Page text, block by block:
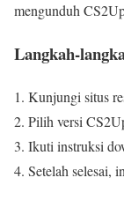
mengunduh
Langkah-
Kunjungi situs
Pilih versi
Ikuti instruksi
Setelah selesai,